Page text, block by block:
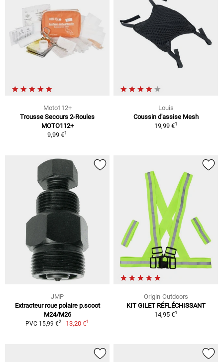
Moto112+
Trousse Secours 2-Roules
MOTO112+
9,99 €1
Louis
Coussin d'assise Mesh
19,99 €1
JMP
Extracteur roue polaire p.scoot
M24/M26
PVC 15,99 €2 13,20 €1
Origin-Outdoors
KIT GILET RÉFLÉCHISSANT
14,95 €1